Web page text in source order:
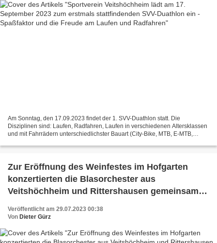
Am Sonntag, den 17.09.2023 findet der 1. SVV-Duathlon statt. Die
Disziplinen sind: Laufen, Radfahren, Laufen in verschiedenen Altersklassen
und mit Fahrrädern unterschiedlichster Bauart (City-Bike, MTB, E-MTB,
Zur Eröffnung des Weinfestes im Hofgarten
konzertierten die Blasorchester aus
Veitshöchheim und Rittershausen gemeinsam -
Veröffentlicht am 29.07.2023 00:38
Von Dieter Gürz